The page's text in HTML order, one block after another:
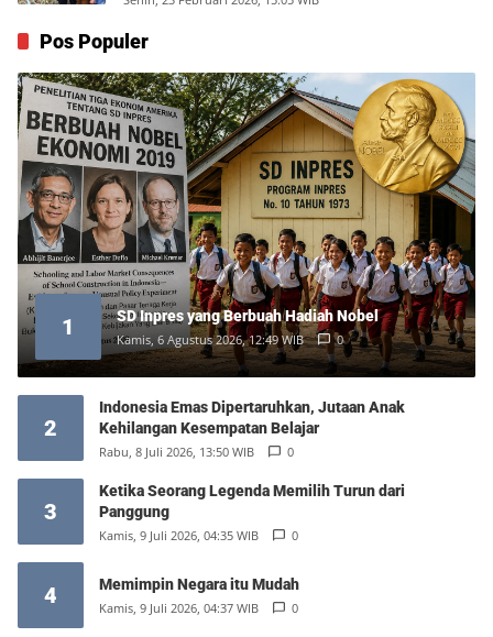
Pos Populer
1 SD Inpres yang Berbuah Hadiah Nobel
Kamis, 6 Agustus 2026, 12:49 WIB 0
2
Indonesia Emas Dipertaruhkan, Jutaan Anak
Kehilangan Kesempatan Belajar
Rabu, 8 Juli 2026, 13:50 WIB 0
3
Ketika Seorang Legenda Memilih Turun dari
Panggung
Kamis, 9 Juli 2026, 04:35 WIB 0
4 Memimpin Negara itu Mudah
Kamis, 9 Juli 2026, 04:37 WIB 0